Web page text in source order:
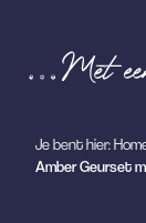
Je bent hier:
Amber Geurset